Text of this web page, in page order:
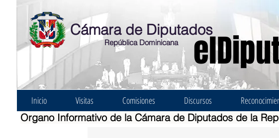
Cámara de Diputados
República Dominicana
Inicio Visitas Comisiones Discursos
Organo Informativo de la Cámara de Diputados de la